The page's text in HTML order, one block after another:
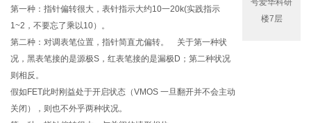
第一种：指针偏转很大，表针指示大约10一20k(实践指示
1~2，不要忘了乘以10）。
第二种：对调表笔位置，指针简直尤偏转。 关于第一种状
况，黑表笔接的是源极S，红表笔接的是漏极D；第二种状况
则相反。
假如FET此时刚益处于开启状态（VMOS 一旦翻开并不会主动
关闭），则也不外乎两种状况。
号爱华科研
楼7层